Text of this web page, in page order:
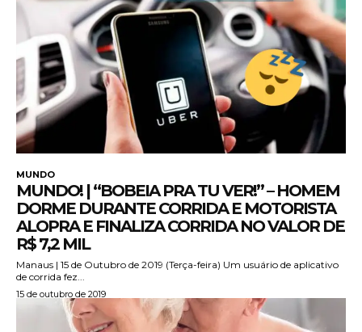
MUNDO
MUNDO! | “BOBEIA PRA TU VER!” – HOMEM
DORME DURANTE CORRIDA E MOTORISTA
ALOPRA E FINALIZA CORRIDA NO VALOR DE
R$ 7,2 MIL
Manaus | 15 de Outubro de 2019 (Terça-feira) Um usuário de aplicativo
de corrida fez...
15 de outubro de 2019